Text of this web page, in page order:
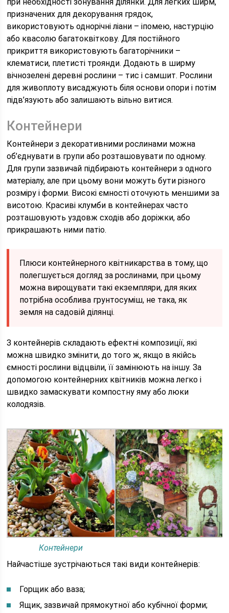
призначених для декорування грядок,
використовують однорічні ліани – іпомею, настурцію
або квасолю багатоквіткову. Для постійного
прикриття використовують багаторічники –
клематиси, плетисті троянди. Додають в ширму
вічнозелені деревні рослини – тис і самшит. Рослини
для живоплоту висаджують біля основи опори і потім
підв’язують або залишають вільно витися.
Контейнери
Контейнери з декоративними рослинами можна
об’єднувати в групи або розташовувати по одному.
Для групи зазвичай підбирають контейнери з одного
матеріалу, але при цьому вони можуть бути різного
розміру і форми. Високі ємності оточують меншими за
висотою. Красиві клумби в контейнерах часто
розташовують уздовж сходів або доріжки, або
прикрашають ними патіо.
Плюси контейнерного квітникарства в тому, що
полегшується догляд за рослинами, при цьому
можна вирощувати такі екземпляри, для яких
потрібна особлива грунтосуміш, не така, як
земля на садовій ділянці.
З контейнерів складають ефектні композиції, які
можна швидко змінити, до того ж, якщо в якійсь
ємності рослини відцвіли, її замінюють на іншу. За
допомогою контейнерних квітників можна легко і
швидко замаскувати компостну яму або люки
колодязів.
Контейнери
Найчастіше зустрічаються такі види контейнерів:
Горщик або ваза;
Ящик, зазвичай прямокутної або кубічної форми;